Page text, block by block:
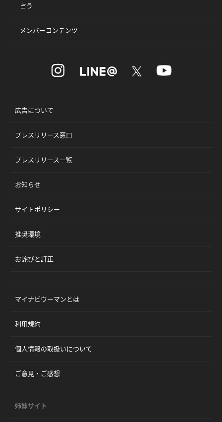
占う
メンバーコンテンツ
広告について
プレスリリース窓口
プレスリリース一覧
お知らせ
サイトポリシー
推奨環境
お詫びと訂正
マイナビウーマンとは
利用規約
個人情報の取扱いについて
ご意見・ご感想
姉妹サイト